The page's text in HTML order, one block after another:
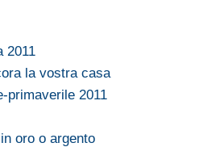
2011
la vostra casa
primaverile 2011
oro o argento